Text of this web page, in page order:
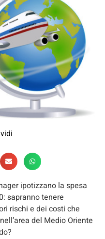
ipotizzano la spesa
sapranno tenere
rischi e dei costi che
del Medio Oriente